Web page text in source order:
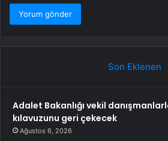
Son Eklenen
Adalet Bakanlığı vekil
kılavuzunu geri çekecek
Ağustos 6, 2026